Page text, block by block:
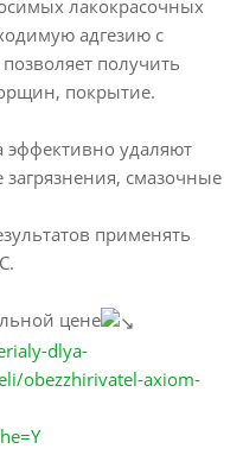
лакокрасочных
адгезию с
получить
покрытие.
эффективно удаляют
смазочные
применять
цене
dlya-
obezzhirivatel-axiom-